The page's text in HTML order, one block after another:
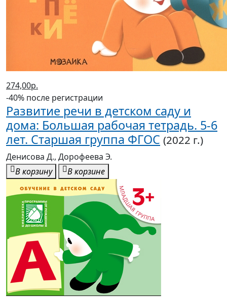
274,00р.
-40% после регистрации
Развитие речи в детском саду и
дома: Большая рабочая тетрадь. 5-6
лет. Старшая группа ФГОС (2022 г.)
Денисова Д., Дорофеева Э.
В корзину
В корзине